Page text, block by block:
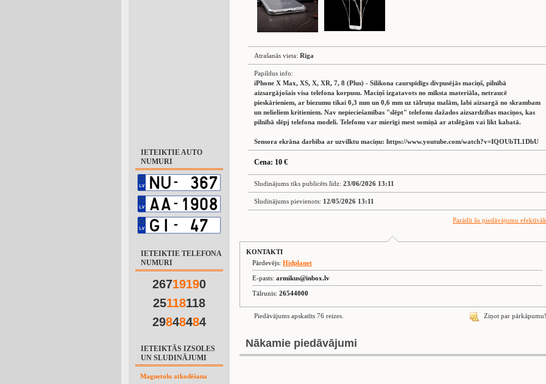
IETEIKTIE AUTO
NUMURI
IETEIKTIE TELEFONA
NUMURI
26719190
25118118
29848484
IETEIKTĀS IZSOLES
UN SLUDINĀJUMI
Magnetolu atkodēšana
Atrašanās vieta: Rīga
Papildus info:
iPhone X Max, XS, X, XR, 7, 8 (Plus) - Silikona caurspīdīgs divpusējās maciņš, pilnībā
aizsargājošais visa telefona korpusu. Maciņš izgatavots no mīksta materiāla, netraucē
pieskārieniem, ar biezumu tikai 0,3 mm un 0,6 mm uz tālruņa malām, labi aizsargā no skrambam
un nelieliem kritieniem. Nav nepieciešamības "slēpt" telefonu dažados aizsardzības maciņos, kas
pilnībā slēpj telefona modeli. Telefonu var mierīgi mest somiņā ar atslēgām vai likt kabatā.
Sensora ekrāna darbība ar uzvilktu maciņu: https://www.youtube.com/watch?v=IQOUbTL1DbU
Cena: 10 €
Sludinājums tiks publicēts līdz: 23/06/2026 13:11
Sludinājums pievienots: 12/05/2026 13:11
Parādīt šo piedāvājumu efektīvāk
KONTAKTI
Pārdevējs: Hidplanet
E-pasts: armikus@inbox.lv
Tālrunis: 26544000
Ziņot par pārkāpumu!
Piedāvājums apskatīts 76 reizes.
Nākamie piedāvājumi